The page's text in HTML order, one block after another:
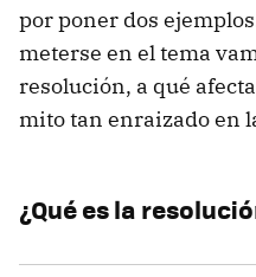
por poner dos
meterse en el tema
resolución, a qué
mito tan enraizado en
¿Qué es la